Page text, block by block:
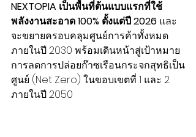
NEXTOPIA เป็นพื้นที่ต้นแบบแรกที่ใช้
พลังงานสะอาด 100% ตั้งแต่ปี 2026 และ
จะขยายครอบคลุมศูนย์การค้าทั้งหมด
ภายในปี 2030 พร้อมเดินหน้าสู่เป้าหมาย
การลดการปล่อยก๊าซเรือนกระจกสุทธิเป็น
ศูนย์ (Net Zero) ในขอบเขตที่ 1 และ 2
ภายในปี 2050